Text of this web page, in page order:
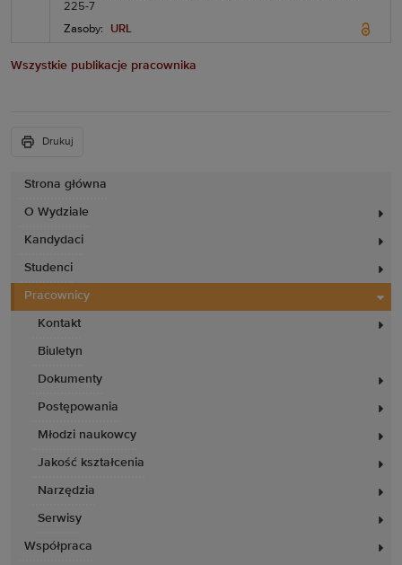
Strona główna
O Wydziale
Kandydaci
Studenci
Pracownicy
Kontakt
Biuletyn
Dokumenty
Postępowania
Młodzi naukowcy
Jakość kształcenia
Narzędzia
Serwisy
Współpraca
225-7
Zasoby:
URL
Wszystkie publikacje pracownika
Drukuj